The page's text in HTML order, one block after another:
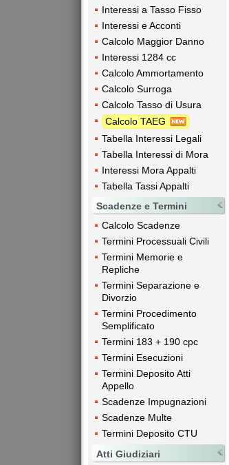
Interessi a Tasso Fisso
Interessi e Acconti
Calcolo Maggior Danno
Interessi 1284 cc
Calcolo Ammortamento
Calcolo Surroga
Calcolo Tasso di Usura
Calcolo TAEG
Tabella Interessi Legali
Tabella Interessi di Mora
Interessi Mora Appalti
Tabella Tassi Appalti
Scadenze e Termini
Calcolo Scadenze
Termini Processuali Civili
Termini Memorie e
Repliche
Termini Separazione e
Divorzio
Termini Procedimento
Semplificato
Termini 183 + 190 cpc
Termini Esecuzioni
Termini Deposito Atti
Appello
Scadenze Impugnazioni
Scadenze Multe
Termini Deposito CTU
Atti Giudiziari